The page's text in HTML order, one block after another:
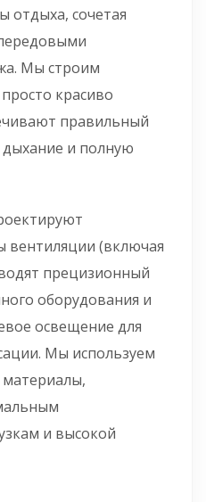
отдыха, сочетая
Мы строим
красиво
правильный
и полную
вентиляции (включая
прецизионный
оборудования и
освещение для
Мы используем
и высокой